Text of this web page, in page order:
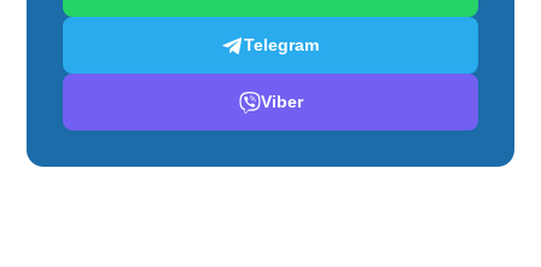
Telegram
Viber